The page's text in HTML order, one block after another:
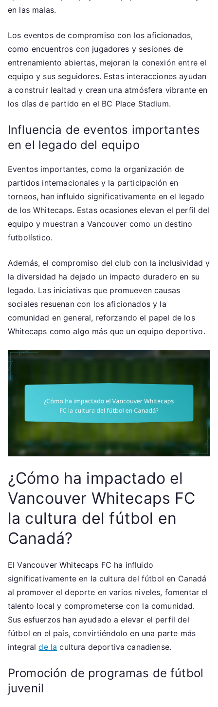
en las malas.
Los eventos de compromiso con los aficionados,
como encuentros con jugadores y sesiones de
entrenamiento abiertas, mejoran la conexión entre el
equipo y sus seguidores. Estas interacciones ayudan
a construir lealtad y crean una atmósfera vibrante en
los días de partido en el BC Place Stadium.
Influencia de eventos importantes
en el legado del equipo
Eventos importantes, como la organización de
partidos internacionales y la participación en
torneos, han influido significativamente en el legado
de los Whitecaps. Estas ocasiones elevan el perfil del
equipo y muestran a Vancouver como un destino
futbolístico.
Además, el compromiso del club con la inclusividad y
la diversidad ha dejado un impacto duradero en su
legado. Las iniciativas que promueven causas
sociales resuenan con los aficionados y la
comunidad en general, reforzando el papel de los
Whitecaps como algo más que un equipo deportivo.
¿Cómo ha impactado el
Vancouver Whitecaps FC
la cultura del fútbol en
Canadá?
El Vancouver Whitecaps FC ha influido
significativamente en la cultura del fútbol en Canadá
al promover el deporte en varios niveles, fomentar el
talento local y comprometerse con la comunidad.
Sus esfuerzos han ayudado a elevar el perfil del
fútbol en el país, convirtiéndolo en una parte más
integralde la cultura deportiva canadiense.
Promoción de programas de fútbol
juvenil